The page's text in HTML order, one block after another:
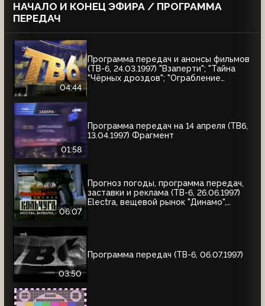
НАЧАЛО И КОНЕЦ ЭФИРА / ПРОГРАММА
ПЕРЕДАЧ
04:44
Программа передач и анонсы фильмов
(ТВ-6, 24.03.1997) "Взаперти"; "Тайна
"Чёрных дроздов"; "Ограбление
01:58
Программа передач на 14 апреля (ТВ6,
13.04.1997) Фрагмент
06:07
Прогноз погоды, программа передач,
заставки и реклама (ТВ-6, 26.06.1997)
Electra, вещевой рынок "Динамо",
03:50
Программа передач (ТВ-6, 06.07.1997)